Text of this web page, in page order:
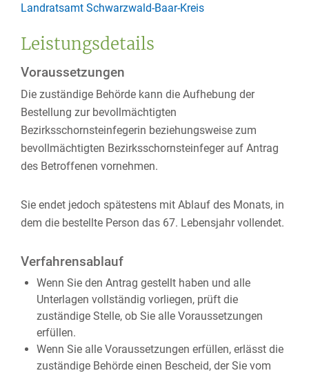
Landratsamt Schwarzwald-Baar-Kreis
Leistungsdetails
Voraussetzungen
Die zuständige Behörde kann die Aufhebung der
Bestellung zur bevollmächtigten
Bezirksschornsteinfegerin beziehungsweise zum
bevollmächtigten Bezirksschornsteinfeger auf Antrag
des Betroffenen vornehmen.
Sie endet jedoch spätestens mit Ablauf des Monats, in
dem die bestellte Person das 67. Lebensjahr vollendet.
Verfahrensablauf
Wenn Sie den Antrag gestellt haben und alle
Unterlagen vollständig vorliegen, prüft die
zuständige Stelle, ob Sie alle Voraussetzungen
erfüllen.
Wenn Sie alle Voraussetzungen erfüllen, erlässt die
zuständige Behörde einen Bescheid, der Sie vom